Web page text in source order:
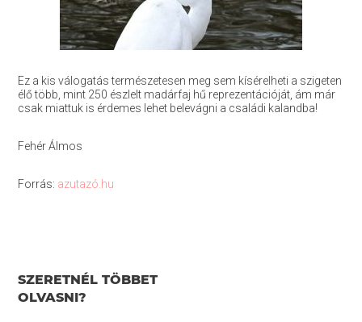
Ez a kis válogatás természetesen meg sem kísérelheti a szigeten
élő több, mint 250 észlelt madárfaj hű reprezentációját, ám már
csak miattuk is érdemes lehet belevágni a családi kalandba!
Fehér Álmos
Forrás: azutazó.hu
SZERETNÉL TÖBBET
OLVASNI?